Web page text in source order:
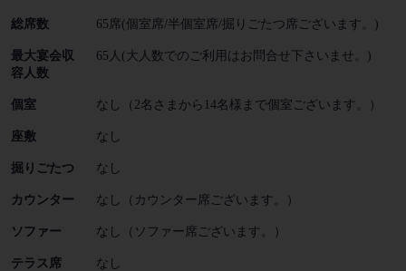
総席数 65席(個室席/半個室席/掘りごたつ席ございます。)
最大宴会収
容人数
65人(大人数でのご利用はお問合せ下さいませ。)
個室 なし（2名さまから14名様まで個室ございます。）
座敷 なし
掘りごたつ なし
カウンター なし（カウンター席ございます。）
ソファー なし（ソファー席ございます。）
テラス席 なし